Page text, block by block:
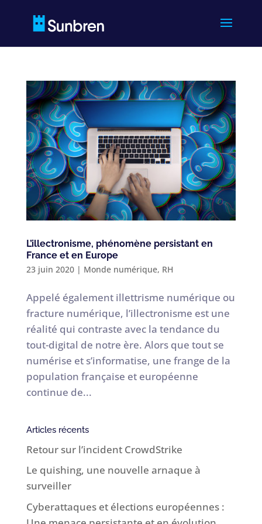
L’illectronisme, phénomène persistant en
France et en Europe
23 juin 2020| Monde numérique, RH
Appelé également illettrisme numérique ou
fracture numérique, l’illectronisme est une
réalité qui contraste avec la tendance du
tout-digital de notre ère. Alors que tout se
numérise et s’informatise, une frange de la
population française et européenne
continue de...
Articles récents
Retour sur l’incident CrowdStrike
Le quishing, une nouvelle arnaque à
surveiller
Cyberattaques et élections européennes :